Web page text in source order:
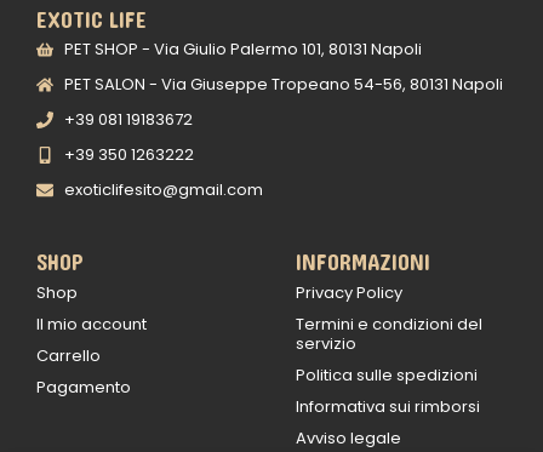
EXOTIC LIFE
PET SHOP - Via Giulio Palermo 101, 80131 Napoli
PET SALON - Via Giuseppe Tropeano 54-56, 80131 Napoli
+39 081 19183672
+39 350 1263222
exoticlifesito@gmail.com
SHOP
Shop
Il mio account
Carrello
Pagamento
INFORMAZIONI
Privacy Policy
Termini e condizioni del
servizio
Politica sulle spedizioni
Informativa sui rimborsi
Avviso legale